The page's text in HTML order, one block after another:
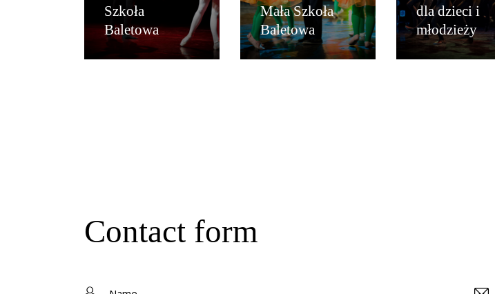
Szkoła
Baletowa
Mała Szkoła
Baletowa
dla dzieci i
młodzieży
contact form